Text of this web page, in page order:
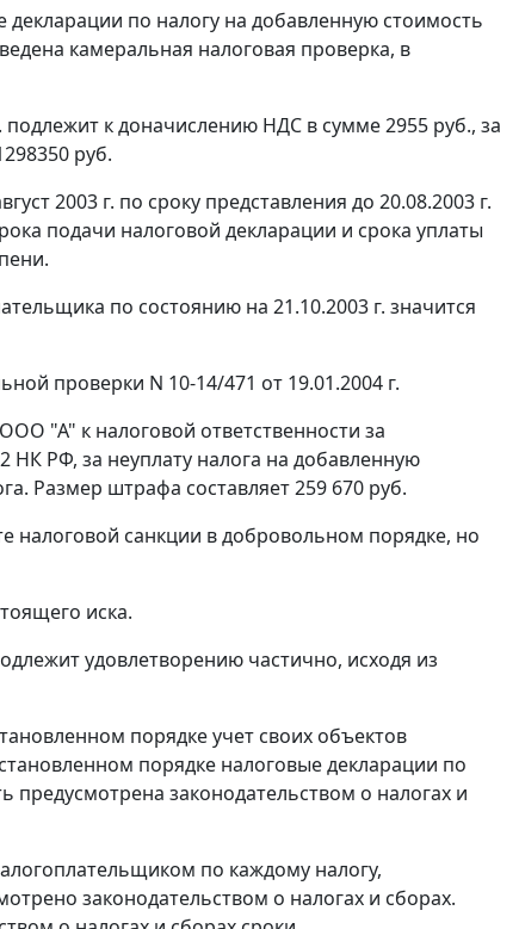
по налогу на добавленную стоимость
камеральная налоговая проверка, в
к доначислению НДС в сумме 2955 руб., за
руб.
2003 г. по сроку представления до 20.08.2003 г.
подачи налоговой декларации и срока уплаты
по состоянию на 21.10.2003 г. значится
проверки N 10-14/471 от 19.01.2004 г.
"А" к налоговой ответственности за
НК РФ, за неуплату налога на добавленную
Размер штрафа составляет 259 670 руб.
налоговой санкции в добровольном порядке, но
иска.
удовлетворению частично, исходя из
порядке учет своих объектов
порядке налоговые декларации по
предусмотрена законодательством о налогах и
по каждому налогу,
законодательством о налогах и сборах.